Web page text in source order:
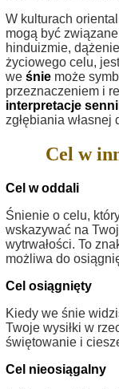
W kulturach
mogą być
hinduizmie,
życiowego celu,
we śnie może
przeznaczeniem i
interpretacje
zgłębiania
Cel w
Cel w oddali
Śnienie o celu,
wskazywać na
wytrwałości. To
możliwa do
Cel osiągnięty
Kiedy we śnie
Twoje wysiłki w
świętowanie i
Cel nieosiągalny